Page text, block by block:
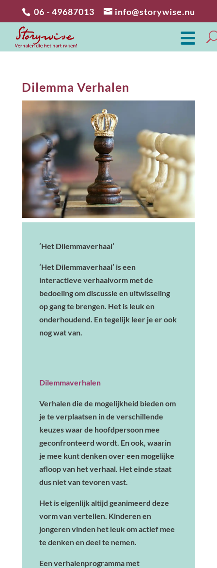
06 - 49687013 info@storywise.nu
Dilemma Verhalen
‘Het Dilemmaverhaal’
‘Het Dilemmaverhaal’ is een
interactieve verhaalvorm met de
bedoeling om discussie en uitwisseling
op gang te brengen. Het is leuk en
onderhoudend. En tegelijk leer je er ook
nog wat van.
Dilemmaverhalen
Verhalen die de mogelijkheid bieden om
je te verplaatsen in de verschillende
keuzes waar de hoofdpersoon mee
geconfronteerd wordt. En ook, waarin
je mee kunt denken over een mogelijke
afloop van het verhaal. Het einde staat
dus niet van tevoren vast.
Het is eigenlijk altijd geanimeerd deze
vorm van vertellen. Kinderen en
jongeren vinden het leuk om actief mee
te denken en deel te nemen.
Een verhalenprogramma met